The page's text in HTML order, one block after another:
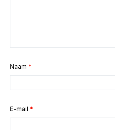
Naam *
E-mail *